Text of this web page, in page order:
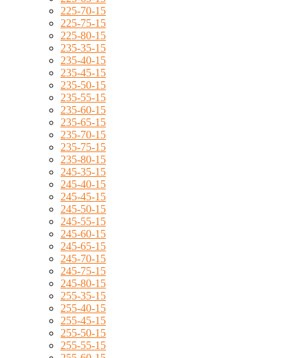
225-70-15
225-75-15
225-80-15
235-35-15
235-40-15
235-45-15
235-50-15
235-55-15
235-60-15
235-65-15
235-70-15
235-75-15
235-80-15
245-35-15
245-40-15
245-45-15
245-50-15
245-55-15
245-60-15
245-65-15
245-70-15
245-75-15
245-80-15
255-35-15
255-40-15
255-45-15
255-50-15
255-55-15